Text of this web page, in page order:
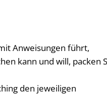
Anweisungen führt,
kann und will, packen
den jeweiligen